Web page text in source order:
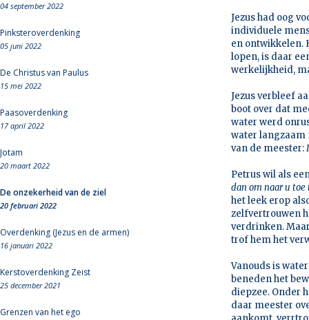
04 september 2022
Pinksteroverdenking
05 juni 2022
De Christus van Paulus
15 mei 2022
Paasoverdenking
17 april 2022
Jotam
20 maart 2022
De onzekerheid van de ziel
20 februari 2022
Overdenking (Jezus en de armen)
16 januari 2022
Kerstoverdenking Zeist
25 december 2021
Grenzen van het ego
Jezus had oog
individuele
en ontwikkelen.
lopen, is daar
werkelijkheid,
Jezus verbleef
boot over dat
water werd
water langzaam
van de meester:
Petrus wil als
dan om naar u toe
het leek erop
zelfvertrouwen
verdrinken.
trof hem het
Vanouds is
beneden het
diepzee. Onder
daar meester